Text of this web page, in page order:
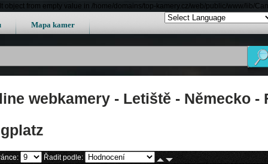
object from empty value in /home/domains/top-kamery.cz/web/public/www/lib/
Mapa kamer
webkamery - Letiště - Německo -
Řadit podle: